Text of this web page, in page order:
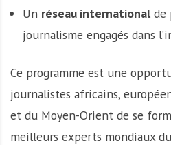
Un réseau internationalde
journalisme engagés dans
Ce programme est une
journalistes africains,
et du Moyen-Orient de se
meilleurs experts mondiaux